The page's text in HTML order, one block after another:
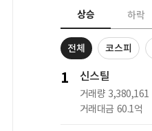
상승 하락
전체 코스피
1 신스틸
거래량 3,380,161
거래대금 60.1억